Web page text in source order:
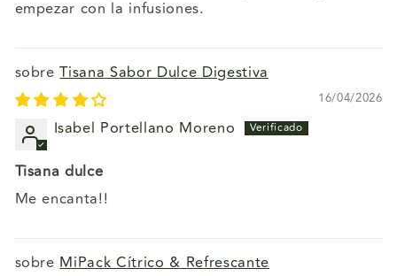
empezar con la infusiones.
Tisana Sabor Dulce Digestiva
16/04/2026
Isabel Portellano Moreno
Tisana dulce
Me encanta!!
MiPack Cítrico & Refrescante